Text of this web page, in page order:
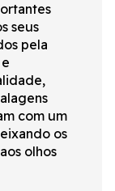
seus
pela
com um
os
olhos